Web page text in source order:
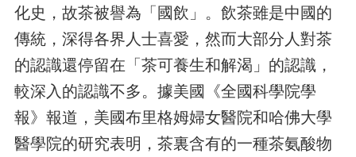
化史，故茶被譽為「國飲」。飲茶雖是中國的
傳統，深得各界人士喜愛，然而大部分人對茶
的認識還停留在「茶可養生和解渴」的認識，
較深入的認識不多。據美國《全國科學院學
報》報道，美國布里格姆婦女醫院和哈佛大學
醫學院的研究表明，茶裏含有的一種茶氨酸物